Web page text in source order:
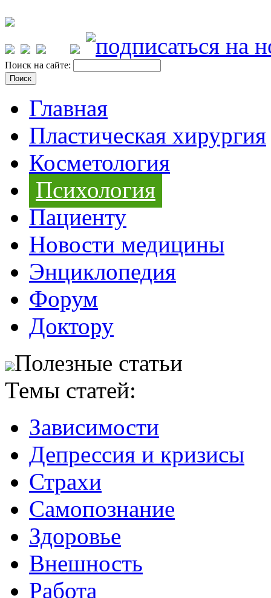
Поиск на сайте:
Главная
Пластическая хирургия
Косметология
Психология
Пациенту
Новости медицины
Энциклопедия
Форум
Доктору
Полезные статьи
Темы статей:
Зависимости
Депрессия и кризисы
Страхи
Самопознание
Здоровье
Внешность
Работа